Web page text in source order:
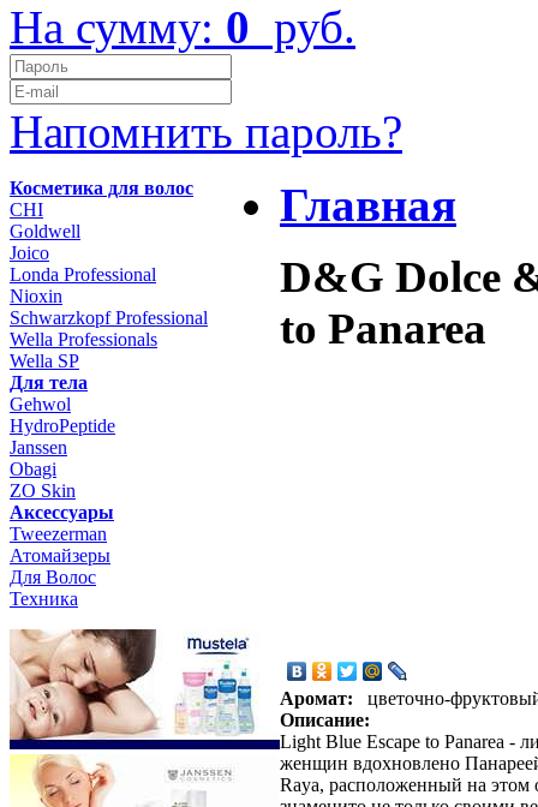
На сумму: 0 руб.
Напомнить пароль?
Косметика для волос
CHI
Goldwell
Joico
Londa Professional
Nioxin
Schwarzkopf Professional
Wella Professionals
Wella SP
Для тела
Gehwol
HydroPeptide
Janssen
Obagi
ZO Skin
Aксессуары
Tweezerman
Атомайзеры
Для Волос
Техника
Главная
D&G Dolce
to Panarea
Аромат:
цветочно-
Описание:
Light Blue Escape to Panarea -
женщин вдохновлено
Raya, расположенный на этом